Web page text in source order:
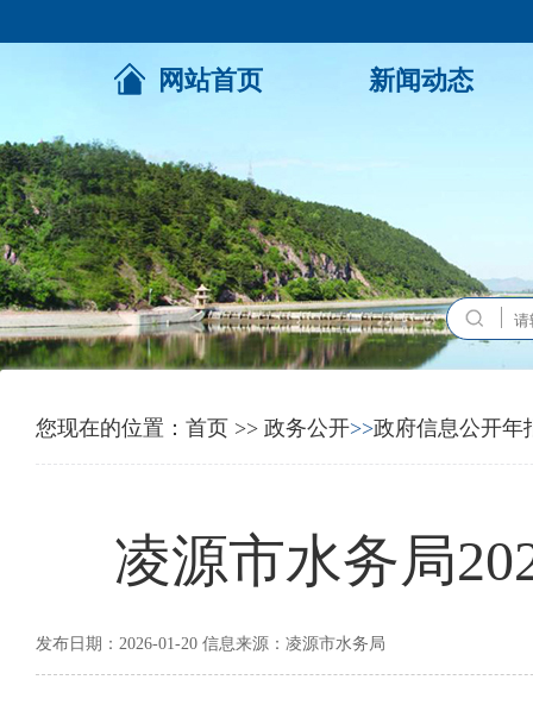
网站首页 新闻动态
您现在的位置： 首页 >> 政务公开>>政府信息公开年
凌源市水务局
发布日期：2026-01-20 信息来源：凌源市水务局